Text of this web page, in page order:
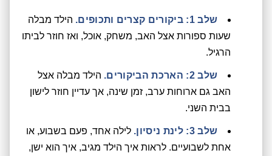
שלב 1: ביקורים קצרים ותכופים.
הילד מבלה
שעות ספורות אצל האב, משחק, אוכל, ואז חוזר לביתו
הרגיל.
שלב 2: הארכת הביקורים.
הילד מבלה אצל
האב גם ארוחות ערב, זמן שינה, אך עדיין חוזר לישון
בבית השני.
שלב 3: לינת ניסיון.
לילה אחד, פעם בשבוע, או
אחת לשבועיים. לראות איך הילד מגיב, איך הוא ישן,